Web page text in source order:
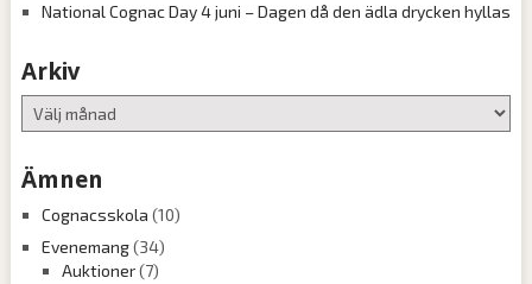
National Cognac Day 4 juni – Dagen då den ädla drycken hyllas
Arkiv
Arkiv
Ämnen
Cognacsskola (10)
Evenemang(34)
Auktioner(7)